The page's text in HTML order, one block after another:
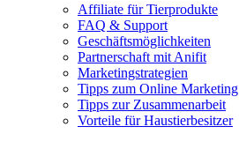
Affiliate für Tierprodukte
FAQ & Support
Geschäftsmöglichkeiten
Partnerschaft mit Anifit
Marketingstrategien
Tipps zum Online Marketing
Tipps zur Zusammenarbeit
Vorteile für Haustierbesitzer